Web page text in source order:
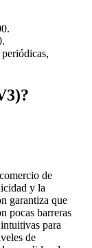
de
y la
garantiza que
pocas barreras
para
de